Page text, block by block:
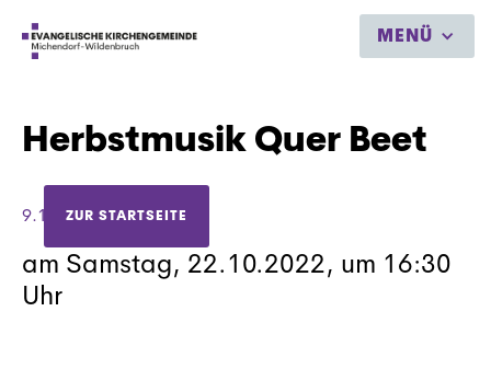
MENÜ
ZUR STARTSEITE
Herbstmusik Quer Beet
9.10.2022
am Samstag, 22.10.2022, um 16:30
Uhr